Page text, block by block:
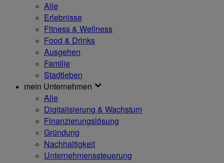
Alle
Erlebnisse
Fitness & Wellness
Food & Drinks
Ausgehen
Familie
Stadtleben
mein Unternehmen
Alle
Digitalisierung & Wachstum
Finanzierungslösung
Gründung
Nachhaltigkeit
Unternehmenssteuerung